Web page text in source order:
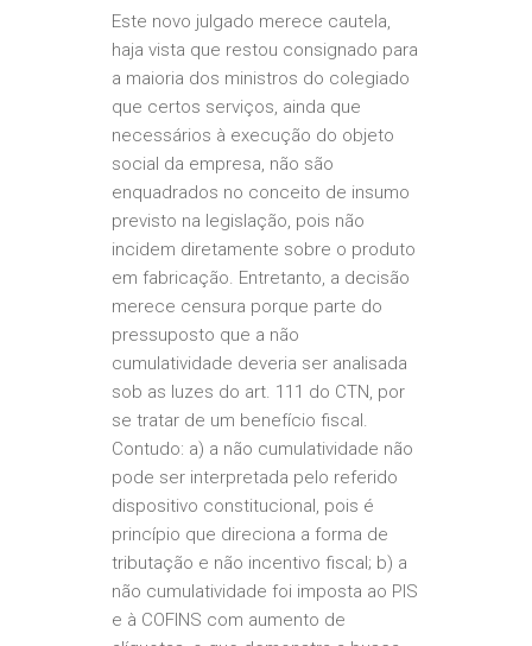
Este novo julgado merece cautela,
haja vista que restou consignado para
a maioria dos ministros do colegiado
que certos serviços, ainda que
necessários à execução do objeto
social da empresa, não são
enquadrados no conceito de insumo
previsto na legislação, pois não
incidem diretamente sobre o produto
em fabricação. Entretanto, a decisão
merece censura porque parte do
pressuposto que a não
cumulatividade deveria ser analisada
sob as luzes do art. 111 do CTN, por
se tratar de um benefício fiscal.
Contudo: a) a não cumulatividade não
pode ser interpretada pelo referido
dispositivo constitucional, pois é
princípio que direciona a forma de
tributação e não incentivo fiscal; b) a
não cumulatividade foi imposta ao PIS
e à COFINS com aumento de